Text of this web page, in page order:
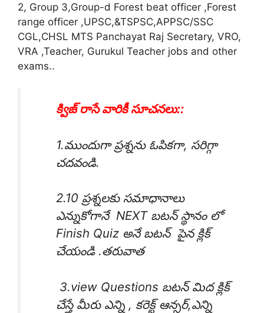
2, Group 3,Group-d Forest beat officer ,Forest
range officer ,UPSC,&TSPSC,APPSC/SSC
CGL,CHSL MTS Panchayat Raj Secretary, VRO,
VRA ,Teacher, Gurukul Teacher jobs and other
exams..
క్విజ్ రాసే వారికీ సూచనలు::
1.ముందుగా ప్రశ్నను ఓపికగా, సరిగ్గా
చదవండి.
2.10 ప్రశ్నలకు సమాధానాలు
ఎన్నుకోగానే NEXT బటన్ స్థానం లో
Finish Quiz అనే బటన్ పైన క్లిక్
చేయండి .తరువాత
3.view Questions బటన్ మిద క్లిక్
చేస్తే మీరు ఎన్ని , కరెక్ట్ ఆన్సర్,ఎన్ని